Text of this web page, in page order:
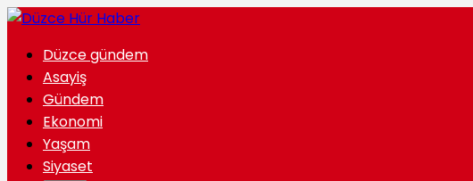
Düzce gündem
Asayiş
Gündem
Ekonomi
Yaşam
Siyaset